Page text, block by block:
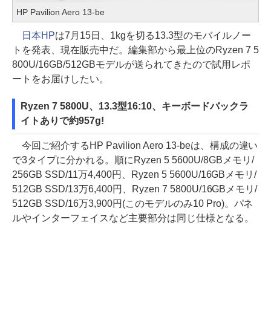
HP Pavilion Aero 13-be
日本HPは7月15日、1kgを切る13.3型のモバイルノー
トを発表、現在販売中だ。編集部から最上位のRyzen 7 5
800U/16GB/512GBモデルが送られてきたので試用レポ
ートをお届けしたい。
Ryzen 7 5800U、13.3型16:10、キーボードバックラ
イトありで約957g!
今回ご紹介するHP Pavilion Aero 13-beは、構成の違い
で3タイプに分かれる。順にRyzen 5 5600U/8GBメモリ/
256GB SSD/11万4,400円、Ryzen 5 5600U/16GBメモリ/
512GB SSD/13万6,400円、Ryzen 7 5800U/16GBメモリ/
512GB SSD/16万3,900円(このモデルのみ10 Pro)。パネ
ルやインターフェイスなど主要部分は同じ仕様となる。